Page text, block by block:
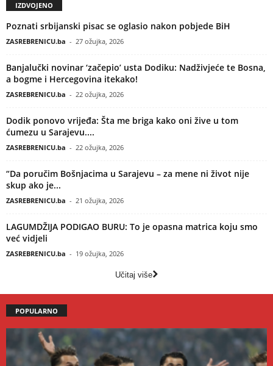
IZDVOJENO
Poznati srbijanski pisac se oglasio nakon pobjede BiH
ZASREBRENICU.ba - 27 ožujka, 2026
Banjalučki novinar ‘začepio’ usta Dodiku: Nadživjeće te Bosna,
a bogme i Hercegovina itekako!
ZASREBRENICU.ba - 22 ožujka, 2026
Dodik ponovo vrijeđa: Šta me briga kako oni žive u tom
ćumezu u Sarajevu....
ZASREBRENICU.ba - 22 ožujka, 2026
“Da poručim Bošnjacima u Sarajevu – za mene ni život nije
skup ako je...
ZASREBRENICU.ba - 21 ožujka, 2026
LAGUMDŽIJA PODIGAO BURU: To je opasna matrica koju smo
već vidjeli
ZASREBRENICU.ba - 19 ožujka, 2026
Učitaj više
POPULARNO